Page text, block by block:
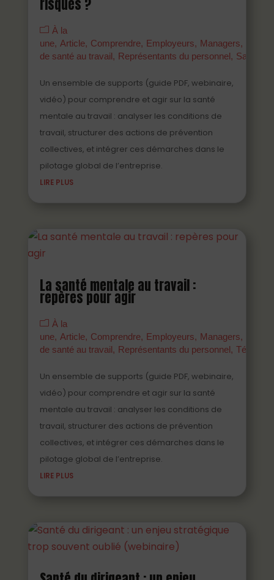
risques ?
À la
une
Article Comprendre Employeurs Managers
de santé au travail
Représentants du personnel Salariés
Un ensemble de supports (guide PDF, webinaire,
vidéo) pour comprendre et agir sur la santé
mentale au travail : analyser les conditions de
travail, structurer des actions de prévention
collectives, et intégrer ces démarches dans le
pilotage global de l’entreprise.
LIRE PLUS
La santé mentale au travail :
repères pour agir
À la
une
Article Comprendre Employeurs Managers
de santé au travail
Représentants du personnel
Un ensemble de supports (guide PDF, webinaire,
vidéo) pour comprendre et agir sur la santé
mentale au travail : analyser les conditions de
travail, structurer des actions de prévention
collectives, et intégrer ces démarches dans le
pilotage global de l’entreprise.
LIRE PLUS